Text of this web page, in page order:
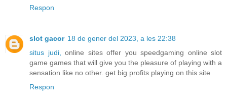
Respon
slot gacor 18 de gener del 2023, a les 22:38
situs judi, online sites offer you speedgaming online slot
game games that will give you the pleasure of playing with a
sensation like no other. get big profits playing on this site
Respon